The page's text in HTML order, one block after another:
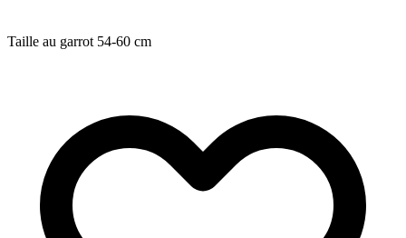
Taille au garrot 54-60 cm